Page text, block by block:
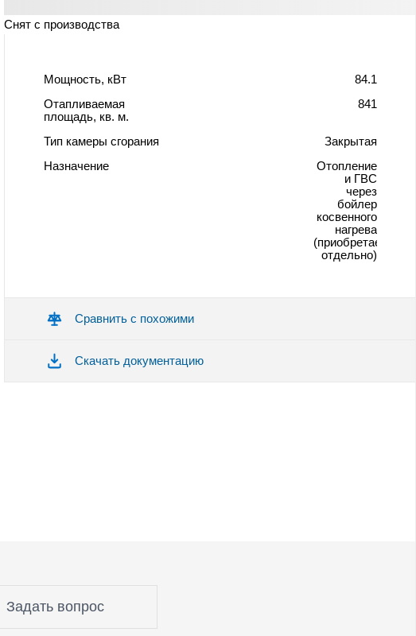
Снят с производства
Мощность, кВт
84.1
Отапливаемая
площадь, кв. м.
841
Тип камеры сгорания
Закрытая
Назначение
Отопление
и ГВС
через
бойлер
косвенного
нагрева
(приобретается
отдельно)
Сравнить с похожими
Скачать документацию
Задать вопрос